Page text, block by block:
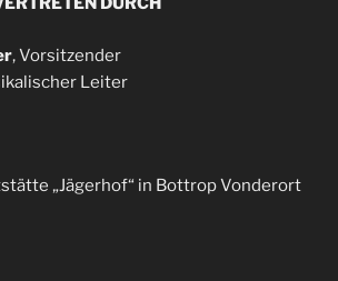
, Vorsitzender
Leiter
„Jägerhof“ in Bottrop Vonderort